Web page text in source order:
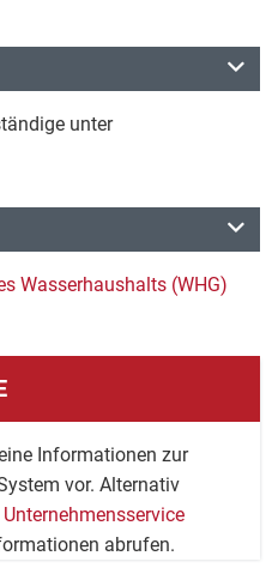
unter
Wasserhaushalts (WHG)
Informationen zur
vor. Alternativ
abrufen.